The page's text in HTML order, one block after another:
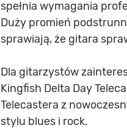
spełnia wymagania
Duży promień
sprawiają, że gitara
Dla gitarzystów
Kingfish Delta Day
Telecastera z
stylu blues i rock.